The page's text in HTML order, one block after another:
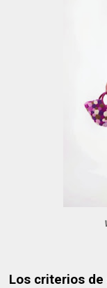
Los criterios de